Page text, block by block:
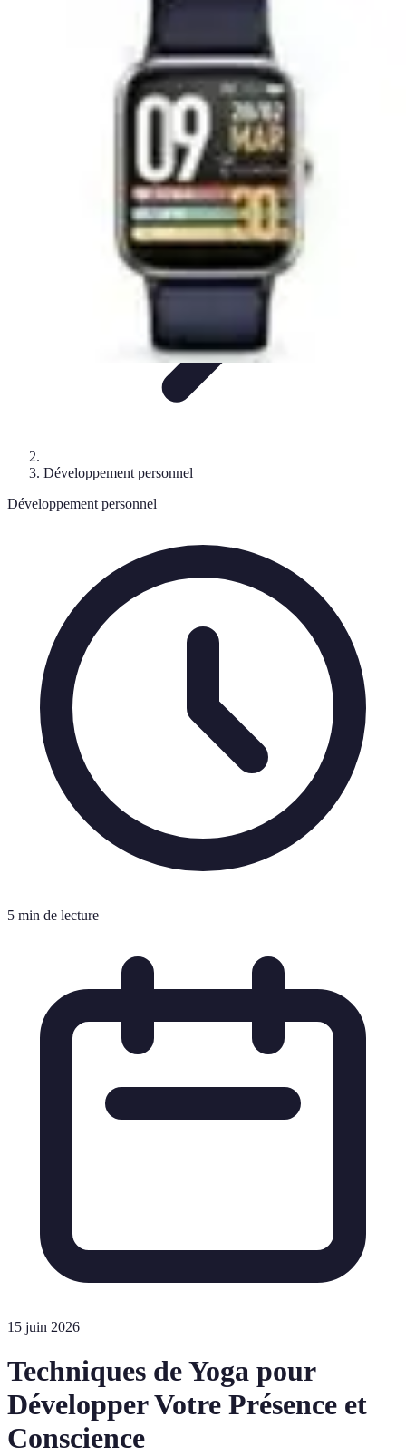
Concentration et
Méditation et YogaTechniques de Yoga
Techniques Yoga
Développement personnel
Développement personnel
5 min de lecture
15 juin 2026
Techniques de Yoga pour
Développer Votre Présence et
Conscience